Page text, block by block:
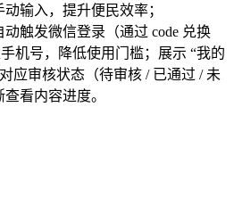
输入，提升便民效率；
动触发微信登录（通过 code 兑换
机号，降低使用门槛；展示 “我的
应审核状态（待审核 / 已通过 / 未
看内容进度。